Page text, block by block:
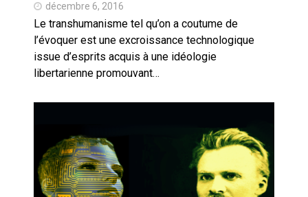
décembre 6, 2016
Le transhumanisme tel qu’on a coutume de
l’évoquer est une excroissance technologique
issue d’esprits acquis à une idéologie
libertarienne promouvant…